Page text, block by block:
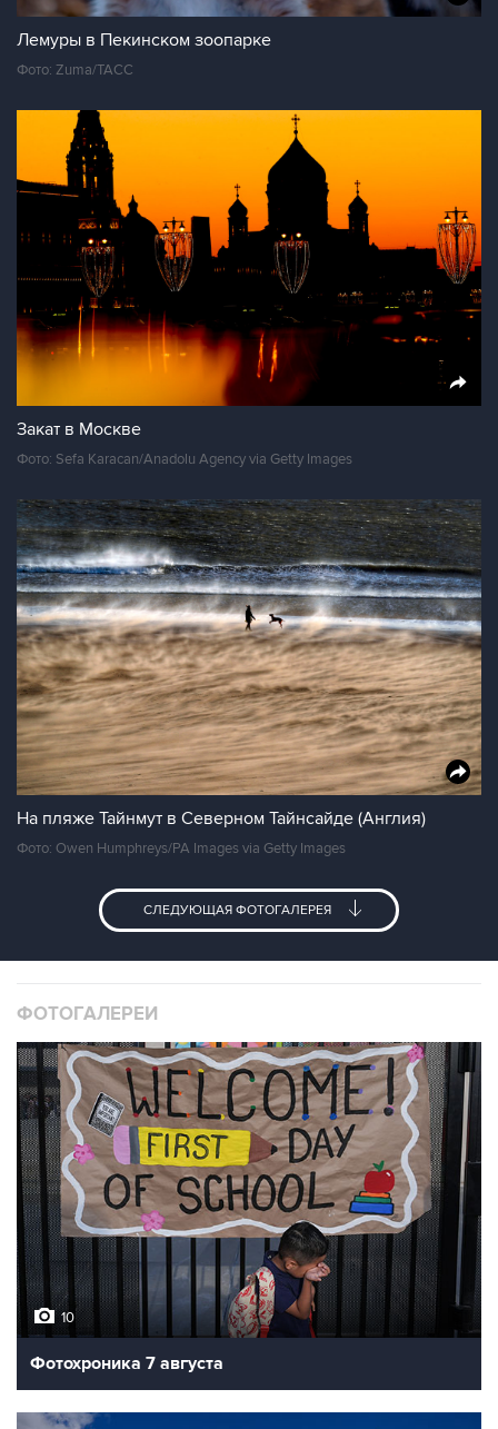
Лемуры в Пекинском зоопарке
Фото: Zuma/ТАСС
Закат в Москве
Фото: Sefa Karacan/Anadolu Agency via Getty Images
На пляже Тайнмут в Северном Тайнсайде (Англия)
Фото: Owen Humphreys/PA Images via Getty Images
СЛЕДУЮЩАЯ ФОТОГАЛЕРЕЯ
ФОТОГАЛЕРЕИ
10
Фотохроника 7 августа